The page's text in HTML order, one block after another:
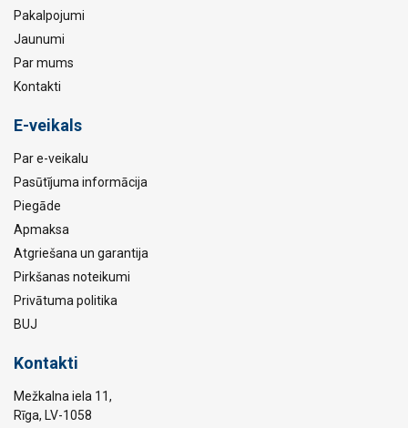
Pakalpojumi
Jaunumi
Par mums
Kontakti
E-veikals
Par e-veikalu
Pasūtījuma informācija
Piegāde
Apmaksa
Atgriešana un garantija
Pirkšanas noteikumi
Privātuma politika
BUJ
Kontakti
Mežkalna iela 11,
Rīga, LV-1058